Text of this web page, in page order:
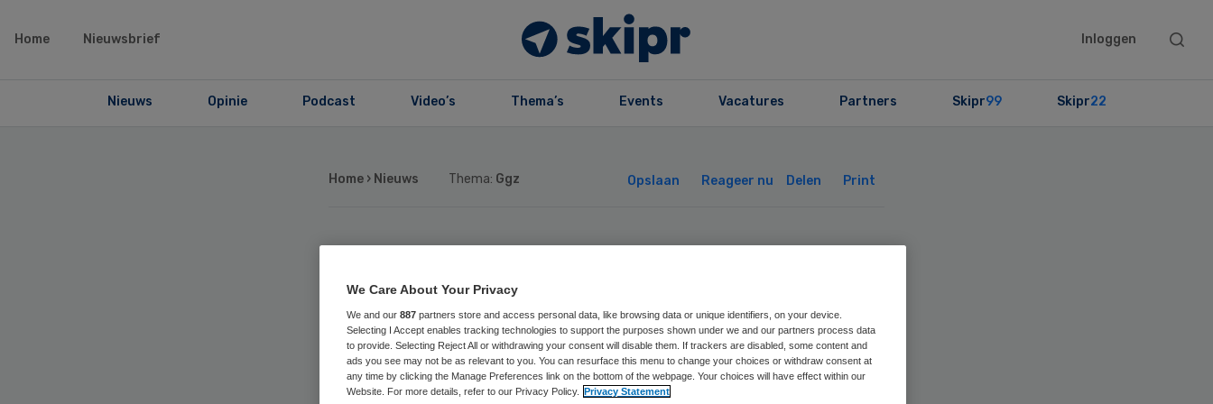
Home Nieuwsbrief Inloggen
Search
Nieuws Opinie Podcast Video’s Thema’s Events Vacatures Partners Skipr99 Skipr22
Home › Nieuws Thema: Ggz Opslaan Reageer nu Delen Print
Confidence Twende
benoemt nieuw lid
raad van toezicht
We Care About Your Privacy
We and our 887 partners store and access personal data, like browsing data or unique identifiers, on your device.
Selecting I Accept enables tracking technologies to support the purposes shown under we and our partners process data
to provide. Selecting Reject All or withdrawing your consent will disable them. If trackers are disabled, some content and
ads you see may not be as relevant to you. You can resurface this menu to change your choices or withdraw consent at
any time by clicking the Manage Preferences link on the bottom of the webpage. Your choices will have effect within our
Website. For more details, refer to our Privacy Policy. Privacy Statement